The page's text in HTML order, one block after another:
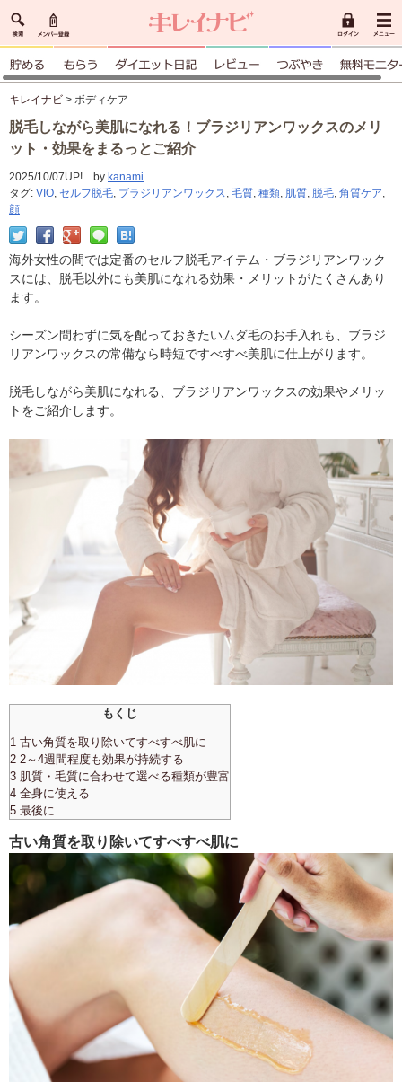
キレイナビ > ボディケア
脱毛しながら美肌になれる！ブラジリアンワックスのメリ
ット・効果をまるっとご紹介
2025/10/07UP! by kanami
タグ: VIO, セルフ脱毛, ブラジリアンワックス, 毛質, 種類, 肌質, 脱毛, 角質ケア,
顔
海外女性の間では定番のセルフ脱毛アイテム・ブラジリアンワック
スには、脱毛以外にも美肌になれる効果・メリットがたくさんあり
ます。
シーズン問わずに気を配っておきたいムダ毛のお手入れも、ブラジ
リアンワックスの常備なら時短ですべすべ美肌に仕上がります。
脱毛しながら美肌になれる、ブラジリアンワックスの効果やメリッ
トをご紹介します。
もくじ
1 古い角質を取り除いてすべすべ肌に
2 2～4週間程度も効果が持続する
3 肌質・毛質に合わせて選べる種類が豊富
4 全身に使える
5 最後に
古い角質を取り除いてすべすべ肌に